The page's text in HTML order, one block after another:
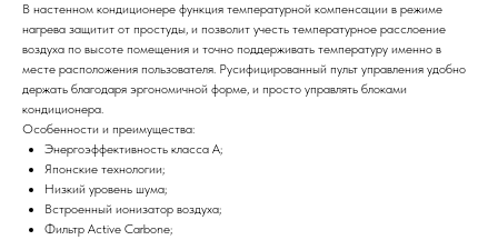
В настенном кондиционере функция температурной компенсации в режиме
нагрева защитит от простуды, и позволит учесть температурное расслоение
воздуха по высоте помещения и точно поддерживать температуру именно в
месте расположения пользователя. Русифицированный пульт управления удобно
держать благодаря эргономичной форме, и просто управлять блоками
кондиционера.
Особенности и преимущества:
Энергоэффективность класса А;
Японские технологии;
Низкий уровень шума;
Встроенный ионизатор воздуха;
Фильтр Active Carbone;